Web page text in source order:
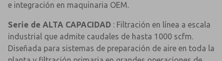
e integración en maquinaria OEM.
Serie de ALTA CAPACIDAD : Filtración en línea a escala
industrial que admite caudales de hasta 1000 scfm.
Diseñada para sistemas de preparación de aire en toda la